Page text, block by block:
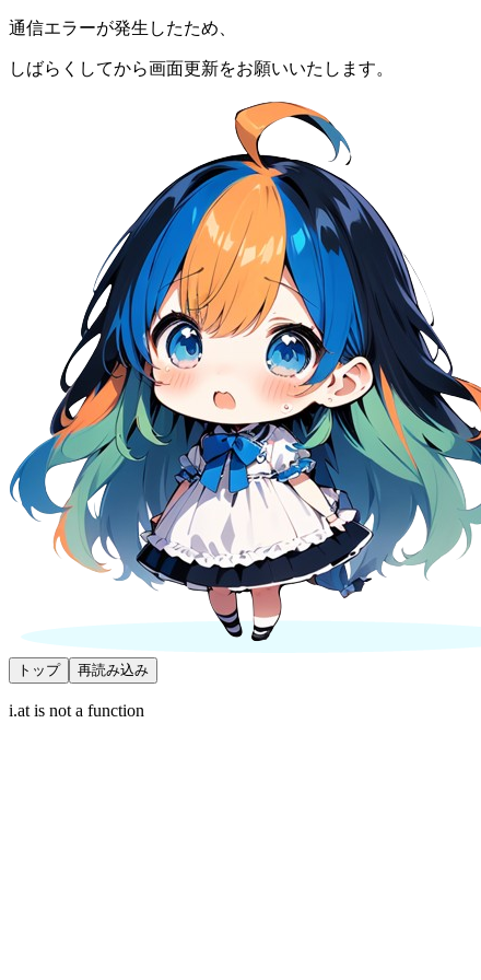
通信エラーが発生したため、
しばらくしてから画面更新をお願いいたします。
トップ 再読み込み
i.at is not a function